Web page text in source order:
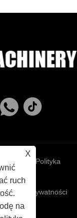
X
ruch
na
Polityka
prywatności